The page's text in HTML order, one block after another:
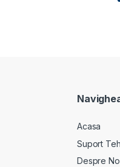
Acasa
Suport
Despre